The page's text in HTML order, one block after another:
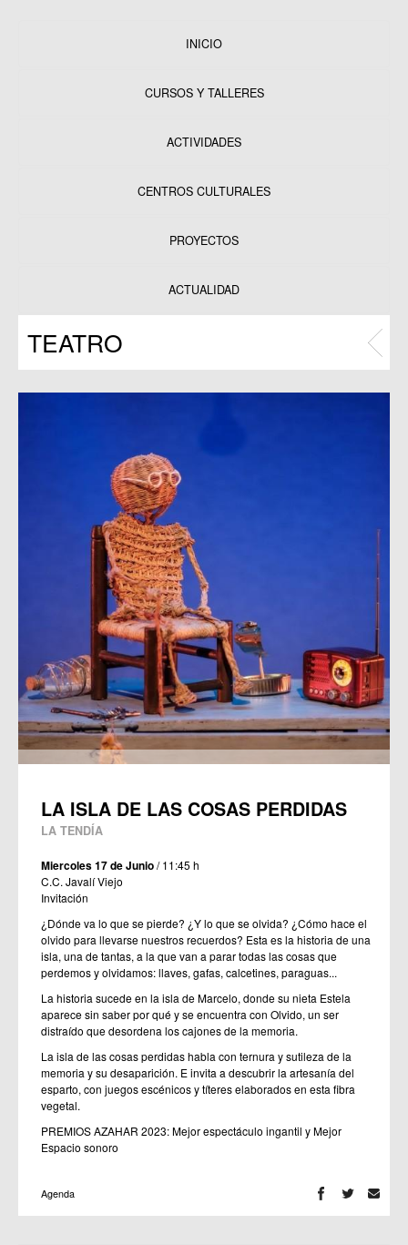
INICIO
CURSOS Y TALLERES
ACTIVIDADES
CENTROS CULTURALES
PROYECTOS
Programas
ACTUALIDAD
TEATRO
LA ISLA DE LAS COSAS PERDIDAS
LA TENDÍA
Miercoles 17 de Junio/ 11:45 h
C.C. Javalí Viejo
Invitación
¿Dónde va lo que se pierde? ¿Y lo que se olvida? ¿Cómo hace el
olvido para llevarse nuestros recuerdos? Esta es la historia de una
isla, una de tantas, a la que van a parar todas las cosas que
perdemos y olvidamos: llaves, gafas, calcetines, paraguas...
La historia sucede en la isla de Marcelo, donde su nieta Estela
aparece sin saber por qué y se encuentra con Olvido, un ser
distraído que desordena los cajones de la memoria.
La isla de las cosas perdidas habla con ternura y sutileza de la
memoria y su desaparición. E invita a descubrir la artesanía del
esparto, con juegos escénicos y títeres elaborados en esta fibra
vegetal.
PREMIOS AZAHAR 2023: Mejor espectáculo ingantil y Mejor
Espacio sonoro
Agenda